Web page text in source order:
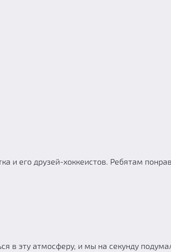
и его друзей-хоккеистов. Ребятам
в эту атмосферу, и мы на секунду